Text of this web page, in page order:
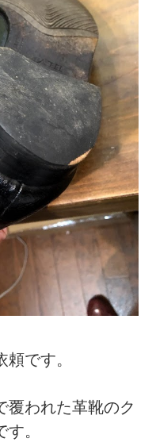
です。
覆われた革靴のク
。